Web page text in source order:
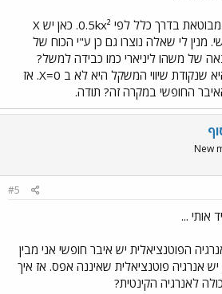
אנרגיה פוטנציאלית מבוטאת בדרך כלל לפי 0.5kx². כאן יש X
חופשי. מנין לי שאלה נוצרו גם כן ע"י הכוח של
של משהו ליניארי כמו כבידה למשל?
האפשרות האחרת היא שנקודת שיווי המשקל היא לא ב X=0. אז
החופשי במקרה זה? תודה.
New
#5
אותי ...
הפוטנציאלית יש איבר חופשי אני מבין
יש אנרגיה פוטנציאלית שאיננה אפס. אז איך
לאנרגיה הקינטית?